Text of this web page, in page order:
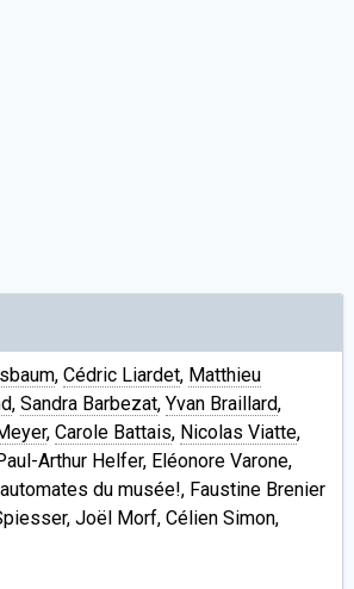
, Cédric Liardet, Matthieu
, Sandra Barbezat, Yvan Braillard,
, Carole Battais, Nicolas Viatte,
Arthur Helfer, Eléonore Varone,
du musée!, Faustine Brenier
Joël Morf, Célien Simon,